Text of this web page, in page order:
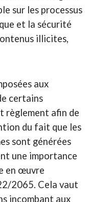
sur les processus
et la sécurité
illicites,
aux
certains
règlement afin de
du fait que les
sont générées
une importance
en œuvre
2065. Cela vaut
incombant aux